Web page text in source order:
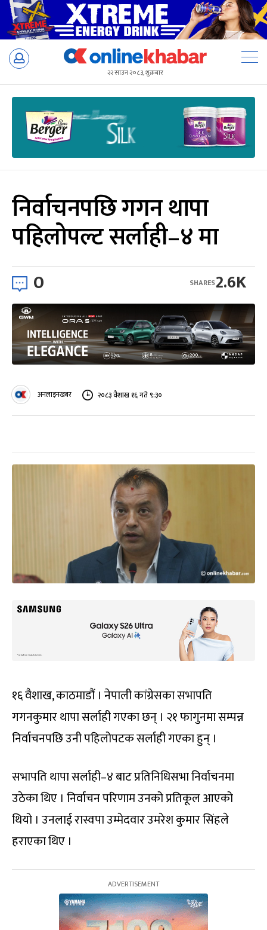
Skip
२२ साउन २०८३, शुक्रबार
निर्वाचनपछि गगन थापा
पहिलोपल्ट सर्लाही–४ मा
0 2.6K
SHARES
अनलाइनखबर २०८३ वैशाख १६ गते ९:३०
१६ वैशाख, काठमाडौं । नेपाली कांग्रेसका सभापति
गगनकुमार थापा सर्लाही गएका छन् । २१ फागुनमा सम्पन्न
निर्वाचनपछि उनी पहिलोपटक सर्लाही गएका हुन् ।
सभापति थापा सर्लाही–४ बाट प्रतिनिधिसभा निर्वाचनमा
उठेका थिए । निर्वाचन परिणाम उनको प्रतिकूल आएको
थियो । उनलाई रास्वपा उम्मेदवार उमरेश कुमार सिंहले
हराएका थिए ।